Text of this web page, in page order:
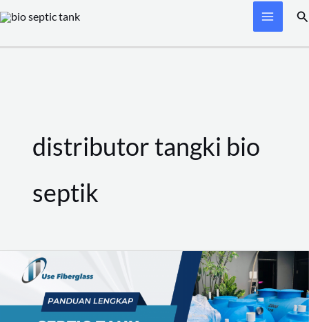
Skip
content
distributor tangki bio
septik
Panduan
Lengkap
Septic